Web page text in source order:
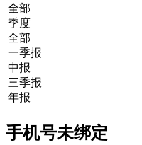
全部
季度
全部
一季报
中报
三季报
年报
手机号未绑定